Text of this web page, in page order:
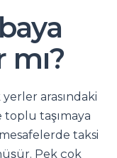
mı?
arasındaki
toplu taşımaya
taksi
Pek çok